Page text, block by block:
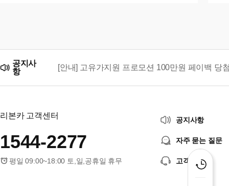
공지사
항
[안내] 고유가지원 프로모션 100만원 페이백 당
리본카 고객센터
1544-2277
평일 09:00~18:00 토,일,공휴일 휴무
공지사항
자주 묻는 질문
고객센터